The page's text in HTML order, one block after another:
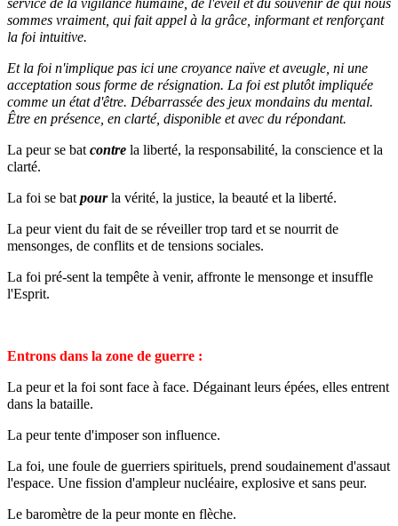
service de la vigilance humaine, de l'éveil et du souvenir de qui nous
sommes vraiment, qui fait appel à la grâce, informant et renforçant
la foi intuitive.
Et la foi n'implique pas ici une croyance naïve et aveugle, ni une
acceptation sous forme de résignation. La foi est plutôt impliquée
comme un état d'être. Débarrassée des jeux mondains du mental.
Être en présence, en clarté, disponible et avec du répondant.
La peur se bat contre la liberté, la responsabilité, la conscience et la
clarté.
La foi se bat pourla vérité, la justice, la beauté et la liberté.
La peur vient du fait de se réveiller trop tard et se nourrit de
mensonges, de conflits et de tensions sociales.
La foi pré-sent la tempête à venir, affronte le mensonge et insuffle
l'Esprit.
Entrons dans la zone de guerre :
La peur et la foi sont face à face. Dégainant leurs épées, elles entrent
dans la bataille.
La peur tente d'imposer son influence.
La foi, une foule de guerriers spirituels, prend soudainement d'assaut
l'espace. Une fission d'ampleur nucléaire, explosive et sans peur.
Le baromètre de la peur monte en flèche.